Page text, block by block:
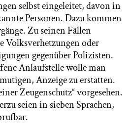
selbst eingeleitet, davon in
Personen. Dazu kommen
Zu seinen Fällen
Volksverhetzungen oder
gegenüber Polizisten.
Anlaufstelle wolle man
Anzeige zu erstatten.
Zeugenschutz“ vorgesehen.
seien in sieben Sprachen,